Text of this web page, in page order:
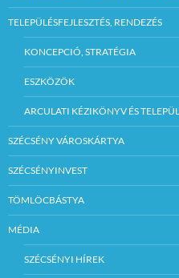
TELEPÜLÉSFEJLESZTÉS, RENDEZÉS
KONCEPCIÓ, STRATÉGIA
ESZKÖZÖK
ARCULATI KÉZIKÖNYV ÉS
SZÉCSÉNY VÁROSKÁRTYA
SZÉCSÉNYINVEST
TÖMLÖCBÁSTYA
MÉDIA
SZÉCSÉNYI HÍREK